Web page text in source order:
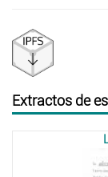
Extractos de